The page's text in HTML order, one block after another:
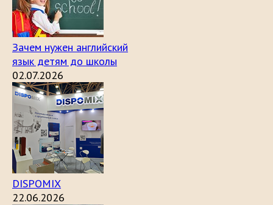
Зачем нужен английский
язык детям до школы
02.07.2026
DISPOMIX
22.06.2026